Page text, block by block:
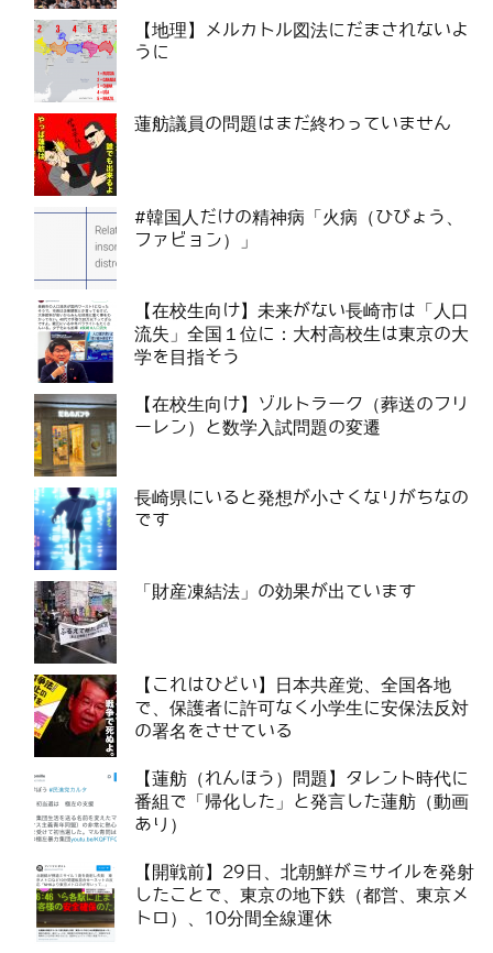
【地理】メルカトル図法にだまされないよ
うに
蓮舫議員の問題はまだ終わっていません
#韓国人だけの精神病「火病（ひびょう、
ファビョン）」
【在校生向け】未来がない長崎市は「人口
流失」全国１位に：大村高校生は東京の大
学を目指そう
【在校生向け】ゾルトラーク（葬送のフリ
ーレン）と数学入試問題の変遷
長崎県にいると発想が小さくなりがちなの
です
「財産凍結法」の効果が出ています
【これはひどい】日本共産党、全国各地
で、保護者に許可なく小学生に安保法反対
の署名をさせている
【蓮舫（れんほう）問題】タレント時代に
番組で「帰化した」と発言した蓮舫（動画
あり）
【開戦前】29日、北朝鮮がミサイルを発射
したことで、東京の地下鉄（都営、東京メ
トロ）、10分間全線運休